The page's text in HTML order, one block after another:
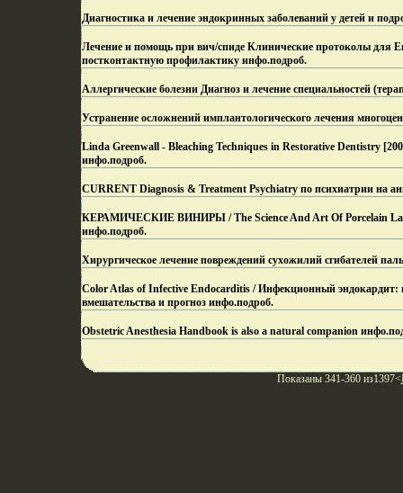
Диагностика и лечение эндокринных заболеваний у детей и
Лечение и помощь при вич/спиде Клинические протоколы для
постконтактную профилактику инфо.подроб.
Аллергические болезни Диагноз и лечение специальностей
Устранение осложнений имплантологического лечения
Linda Greenwall - Bleaching Techniques in Restorative Dentistry
инфо.подроб.
CURRENT Diagnosis & Treatment Psychiatry по психиатрии на
КЕРАМИЧЕСКИЕ ВИНИРЫ / The Science And Art Of Porcelain
инфо.подроб.
Хирургическое лечение повреждений сухожилий сгибателей
Color Atlas of Infective Endocarditis / Инфекционный эндокардит:
вмешательства и прогноз инфо.подроб.
Obstetric Anesthesia Handbook is also a natural companion инфо.
Показаны 341-360 из1397<